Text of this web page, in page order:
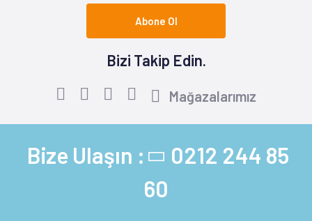
Abone Ol
Bizi Takip Edin.
Mağazalarımız
Bize Ulaşın : 0212 244 85
60